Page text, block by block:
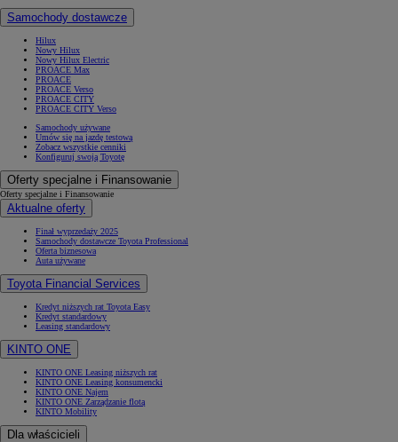
Samochody dostawcze
Hilux
Nowy Hilux
Nowy Hilux Electric
PROACE Max
PROACE
PROACE Verso
PROACE CITY
PROACE CITY Verso
Samochody używane
Umów się na jazdę testową
Zobacz wszystkie cenniki
Konfiguruj swoją Toyotę
Oferty specjalne i Finansowanie
Oferty specjalne i Finansowanie
Aktualne oferty
Finał wyprzedaży 2025
Samochody dostawcze Toyota Professional
Oferta biznesowa
Auta używane
Toyota Financial Services
Kredyt niższych rat Toyota Easy
Kredyt standardowy
Leasing standardowy
KINTO ONE
KINTO ONE Leasing niższych rat
KINTO ONE Leasing konsumencki
KINTO ONE Najem
KINTO ONE Zarządzanie flotą
KINTO Mobility
Dla właścicieli